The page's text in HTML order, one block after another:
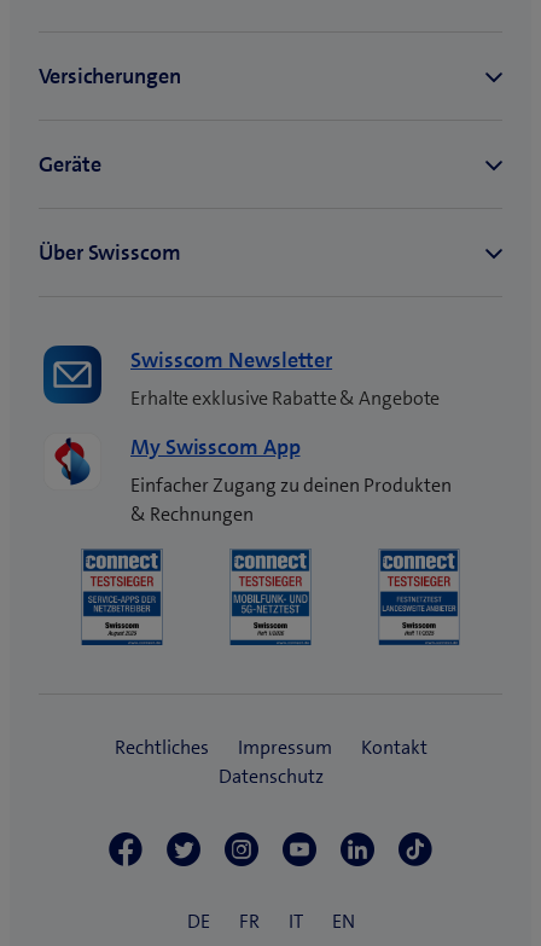
Swisscom Newsletter
Erhalte exklusive Rabatte & Angebote
My Swisscom App
Einfacher Zugang zu deinen Produkten
& Rechnungen